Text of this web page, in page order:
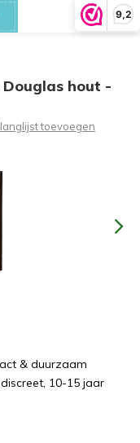
9,2
hout -
toevoegen
& duurzaam
10-15 jaar